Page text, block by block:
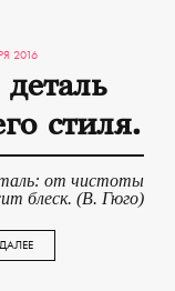
2016
стиля.
от чистоты
блеск. (В. Гюго)